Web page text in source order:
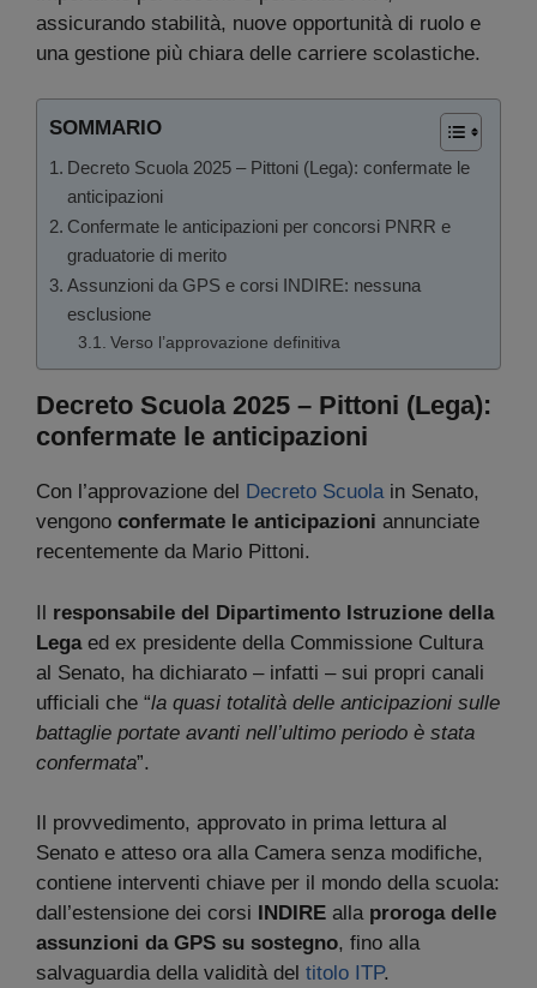
assicurando stabilità, nuove opportunità di ruolo e
una gestione più chiara delle carriere scolastiche.
SOMMARIO
Decreto Scuola 2025 – Pittoni (Lega): confermate le
anticipazioni
Confermate le anticipazioni per concorsi PNRR e
graduatorie di merito
Assunzioni da GPS e corsi INDIRE: nessuna
esclusione
Verso l’approvazione definitiva
Decreto Scuola 2025 – Pittoni (Lega):
confermate le anticipazioni
Con l’approvazione del Decreto Scuolain Senato,
vengono confermate le anticipazioni annunciate
recentemente da Mario Pittoni.
Il responsabile del Dipartimento Istruzione della
Legaed ex presidente della Commissione Cultura
al Senato, ha dichiarato – infatti – sui propri canali
ufficiali che “la quasi totalità delle anticipazioni sulle
battaglie portate avanti nell’ultimo periodo è stata
confermata”.
Il provvedimento, approvato in prima lettura al
Senato e atteso ora alla Camera senza modifiche,
contiene interventi chiave per il mondo della scuola:
dall’estensione dei corsi
INDIRE alla proroga delle
assunzioni da GPS su sostegno, fino alla
salvaguardia della validità del titolo ITP.